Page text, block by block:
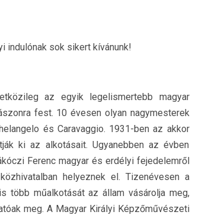
indulónak sok sikert kívánunk!
az egyik legelismertebb magyar
fest. 10 évesen olyan nagymesterek
és Caravaggio. 1931-ben az akkor
ki az alkotásait. Ugyanebben az évben
Ferenc magyar és erdélyi fejedelemről
helyeznek el. Tizenévesen a
több műalkotását az állam vásárolja meg,
meg. A Magyar Királyi Képzőművészeti